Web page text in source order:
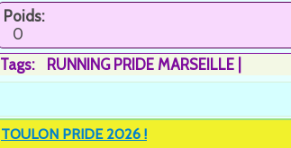
Poids:
0
Tags:
RUNNING PRIDE MARSEILLE
TOULON PRIDE 2026 !